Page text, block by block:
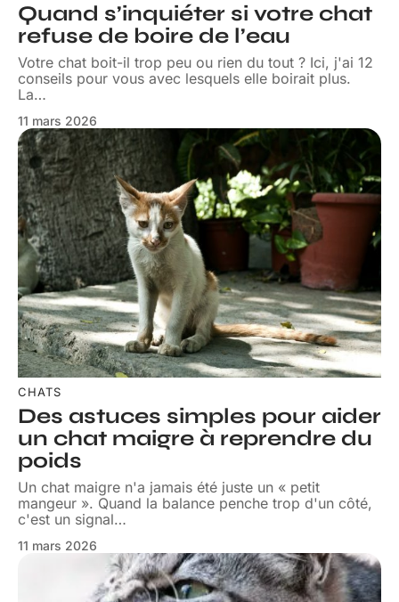
Quand s’inquiéter si votre chat
refuse de boire de l’eau
Votre chat boit-il trop peu ou rien du tout ? Ici, j'ai 12
conseils pour vous avec lesquels elle boirait plus.
La…
11 mars 2026
CHATS
Des astuces simples pour aider
un chat maigre à reprendre du
poids
Un chat maigre n'a jamais été juste un « petit
mangeur ». Quand la balance penche trop d'un côté,
c'est un signal…
11 mars 2026